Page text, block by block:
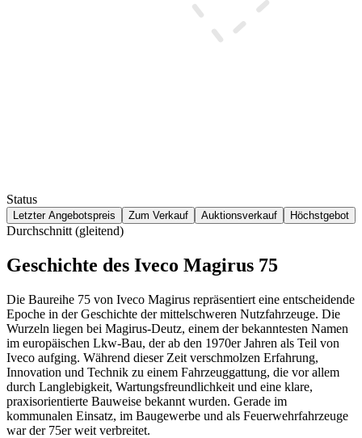
Status
Letzter Angebotspreis Zum Verkauf Auktionsverkauf Höchstgebot
Durchschnitt (gleitend)
Geschichte des Iveco Magirus 75
Die Baureihe 75 von Iveco Magirus repräsentiert eine entscheidende
Epoche in der Geschichte der mittelschweren Nutzfahrzeuge. Die
Wurzeln liegen bei Magirus-Deutz, einem der bekanntesten Namen
im europäischen Lkw-Bau, der ab den 1970er Jahren als Teil von
Iveco aufging. Während dieser Zeit verschmolzen Erfahrung,
Innovation und Technik zu einem Fahrzeuggattung, die vor allem
durch Langlebigkeit, Wartungsfreundlichkeit und eine klare,
praxisorientierte Bauweise bekannt wurden. Gerade im
kommunalen Einsatz, im Baugewerbe und als Feuerwehrfahrzeuge
war der 75er weit verbreitet.